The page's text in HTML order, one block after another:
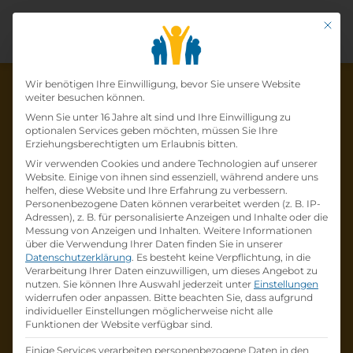
Die Lehrstelle wurde schon
besetzt!
Die LehrstelleLehre Bürokaufmann /
Bürokauffraubei Raiffeisen-Lagerhaus
Hollabrunn-Horn eGenist schonbesetzt
Firmenprofil besuchen
Andere Lehrstelle suchen
Mit
Datenschutz-
Wir benötigen Ihre Einwilligung, bevor Sie unsere Website
weiter besuchen können.
Wenn Sie unter 16 Jahre alt sind und Ihre Einwilligung zu
optionalen Services geben möchten, müssen Sie Ihre
Erziehungsberechtigten um Erlaubnis bitten.
Wir verwenden Cookies und andere Technologien auf unserer
Website. Einige von ihnen sind essenziell, während andere uns
helfen, diese Website und Ihre Erfahrung zu verbessern.
Personenbezogene Daten können verarbeitet werden (z. B. IP-
Adressen), z. B. für personalisierte Anzeigen und Inhalte oder die
Messung von Anzeigen und Inhalten. Weitere Informationen
über die Verwendung Ihrer Daten finden Sie in unserer
Datenschutzerklärung. Es besteht keine Verpflichtung, in die
Verarbeitung Ihrer Daten einzuwilligen, um dieses Angebot zu
nutzen. Sie können Ihre Auswahl jederzeit unter Einstellungen
widerrufen oder anpassen. Bitte beachten Sie, dass aufgrund
individueller Einstellungen möglicherweise nicht alle
Funktionen der Website verfügbar sind.
Einige Services verarbeiten personenbezogene Daten in den